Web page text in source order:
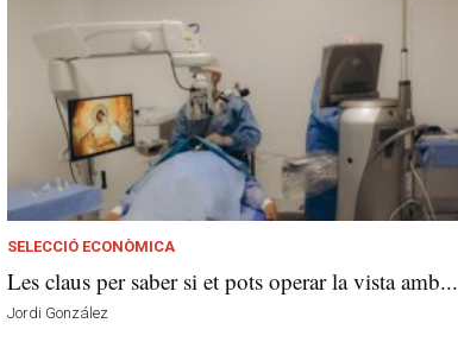
SELECCIÓ ECONÒMICA
Les claus per saber si et pots operar la vista amb...
Jordi González